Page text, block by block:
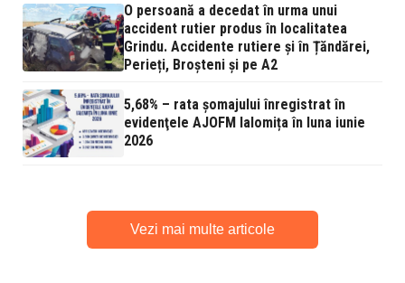
O persoană a decedat în urma unui
accident rutier produs în localitatea
Grindu. Accidente rutiere și în Țăndărei,
Perieți, Broșteni și pe A2
5,68% – rata şomajului înregistrat în
evidenţele AJOFM Ialomița în luna iunie
2026
Vezi mai multe articole